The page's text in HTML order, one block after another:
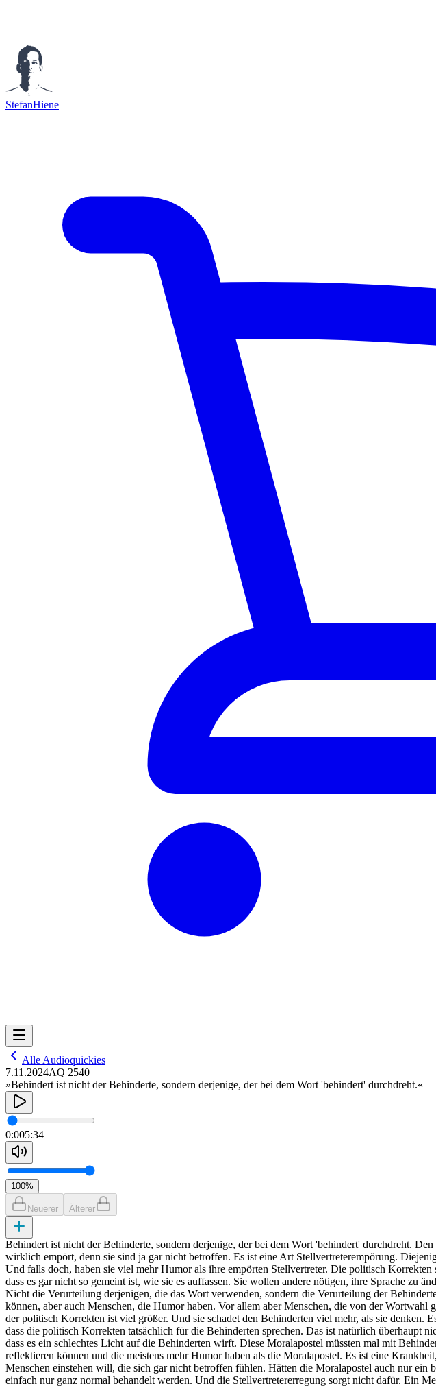
StefanHiene
Alle Audioquickies
7.11.2024AQ 2540
»Behindert ist nicht der Behinderte, sondern derjenige, der bei dem Wort 'behindert' durchdreht.«
0:005:34
100%
Neuerer Älterer
Behindert ist nicht der Behinderte, sondern derjenige, der bei dem Wort 'behindert' durchdreht.
wirklich empört, denn sie sind ja gar nicht betroffen. Es ist eine Art Stellvertreterempörung.
Und falls doch, haben sie viel mehr Humor als ihre empörten Stellvertreter. Die politisch
dass es gar nicht so gemeint ist, wie sie es auffassen. Sie wollen andere nötigen, ihre Sprache zu
Nicht die Verurteilung derjenigen, die das Wort verwenden, sondern die Verurteilung der
können, aber auch Menschen, die Humor haben. Vor allem aber Menschen, die von der
der politisch Korrekten ist viel größer. Und sie schadet den Behinderten viel mehr, als sie
dass die politisch Korrekten tatsächlich für die Behinderten sprechen. Das ist natürlich überhaupt
dass es ein schlechtes Licht auf die Behinderten wirft. Diese Moralapostel müssten mal mit
reflektieren können und die meistens mehr Humor haben als die Moralapostel. Es ist eine
Menschen einstehen will, die sich gar nicht betroffen fühlen. Hätten die Moralapostel auch nur
einfach nur ganz normal behandelt werden. Und die Stellvertretererregung sorgt nicht dafür. Ein